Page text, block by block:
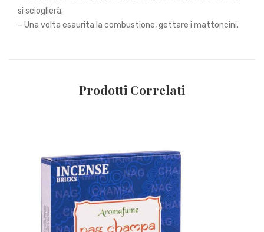
si scioglierà.
– Una volta esaurita la combustione, gettare i mattoncini.
Prodotti Correlati